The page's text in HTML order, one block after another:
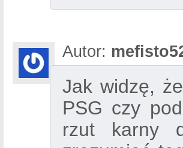
Autor:
Jak widzę,
PSG czy
rzut karny